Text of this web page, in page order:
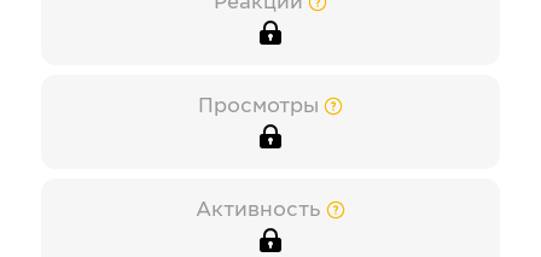
Просмотры
Активность